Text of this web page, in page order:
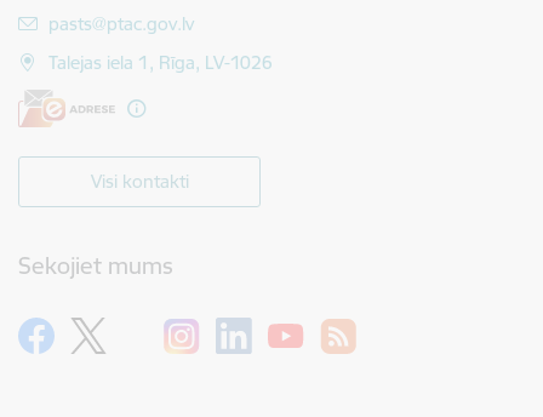
E-pasts:
pasts@ptac.gov.lv
Talejas iela 1, Rīga, LV-1026
Visi kontakti
Sekojiet mums